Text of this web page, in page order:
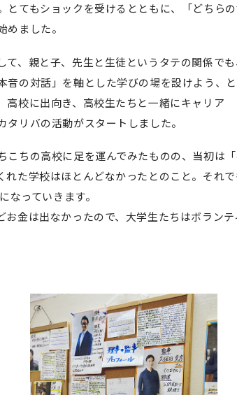
とてもショックを受けるとともに、「どちら
ました。
て、親と子、先生と生徒というタテの関係で
音の対話」を軸とした学びの場を設けよう、
高校に出向き、高校生たちと一緒にキャリア
リバの活動がスタートしました。
こちの高校に足を運んでみたものの、当初は
れた学校はほとんどなかったとのこと。それ
なっていきます。
お金は出なかったので、大学生たちはボラン